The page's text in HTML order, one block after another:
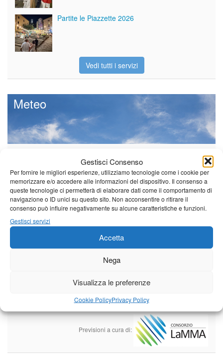
Gestisci Consenso
Per fornire le migliori esperienze, utilizziamo tecnologie come i cookie per
memorizzare e/o accedere alle informazioni del dispositivo. Il consenso a
queste tecnologie ci permetterà di elaborare dati come il comportamento di
navigazione o ID unici su questo sito. Non acconsentire o ritirare il
consenso può influire negativamente su alcune caratteristiche e funzioni.
Gestisci servizi
Accetta
Nega
Visualizza le preferenze
Cookie PolicyPrivacy Policy
Partite le Piazzette 2026
Vedi tutti i servizi
Meteo
al di sopra delle medie stagionali
Leggi tutto…
Giovedì Venerdì Sabato
Borgo a Mozzano
24°C|35°C
Castelnuovo Garfagnana
24°C|35°C 21°C
Previsioni a cura di: